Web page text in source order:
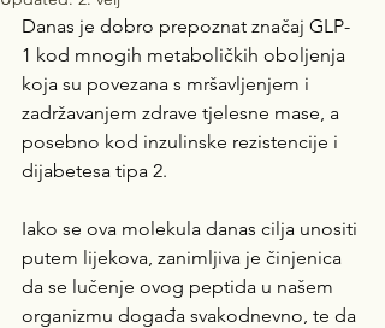
Danas je dobro prepoznat značaj GLP-
1 kod mnogih metaboličkih oboljenja
koja su povezana s mršavljenjem i
zadržavanjem zdrave tjelesne mase, a
posebno kod inzulinske rezistencije i
dijabetesa tipa 2.
Iako se ova molekula danas cilja unositi
putem lijekova, zanimljiva je činjenica
da se lučenje ovog peptida u našem
organizmu događa svakodnevno, te da